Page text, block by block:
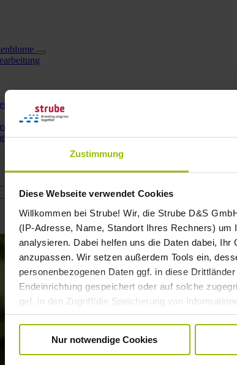
Zustimmung
Diese Webseite verwendet Cookies
Willkommen bei Strube! Wir, die Strube D&S
(IP-Adresse, Name, Standort Ihres Rechners)
analysieren. Dabei helfen uns die Daten dabei,
anzupassen. Wir setzen außerdem Tools ein,
personenbezogenen Daten ggf. in diese
Endeinrichtung gespeichert oder auf solche
gef, in den Zugriff/die Speicherung von
Datenverarbeitung Ihrer personenbezogenen
Informationen zur Datenverarbeitung mittels
Nur notwendige Cookies